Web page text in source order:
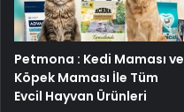
Petmona : Kedi Maması ve
Köpek Maması İle Tüm
Evcil Hayvan Ürünleri